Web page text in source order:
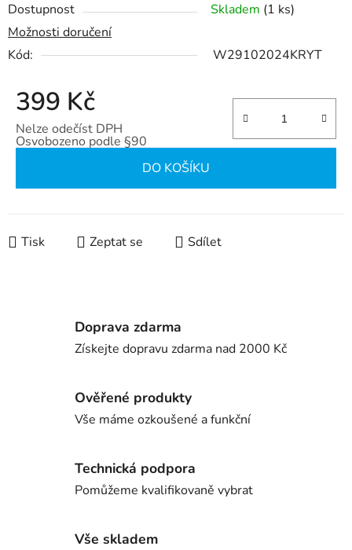
Dostupnost Skladem (1 ks)
Možnosti doručení
Kód:
W29102024KRYT
399 Kč
Nelze odečíst DPH
Osvobozeno podle §90
DO KOŠÍKU
Tisk Zeptat se Sdílet
Doprava zdarma
Získejte dopravu zdarma nad 2000 Kč
Ověřené produkty
Vše máme ozkoušené a funkční
Technická podpora
Pomůžeme kvalifikovaně vybrat
Vše skladem